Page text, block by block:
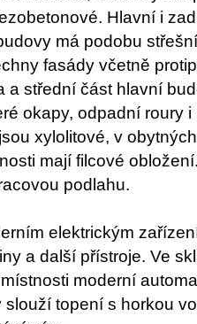
Hlavní i
má podobu
fasády včetně
a střední část hlavní
okapy, odpadní roury
xylolitové, v
mají filcové
podlahu.
elektrickým
a další přístroje. Ve
moderní
topení s horkou